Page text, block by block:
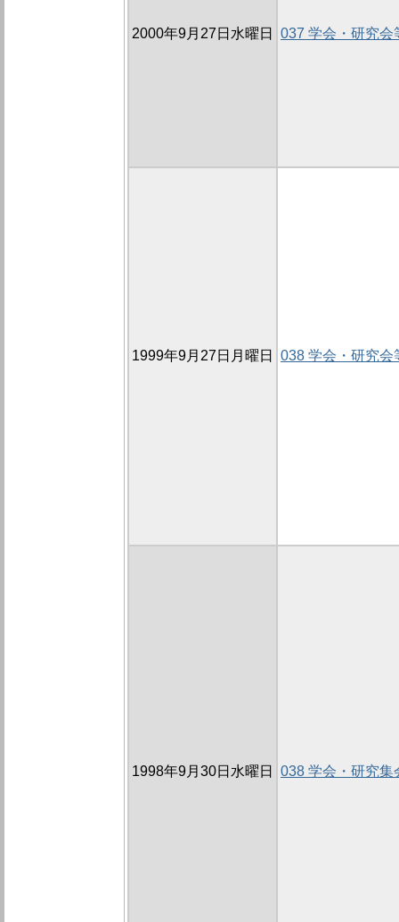
2000年9月27日水曜日 037 学会・研究会
1999年9月27日月曜日 038 学会・研究会
1998年9月30日水曜日 038 学会・研究集